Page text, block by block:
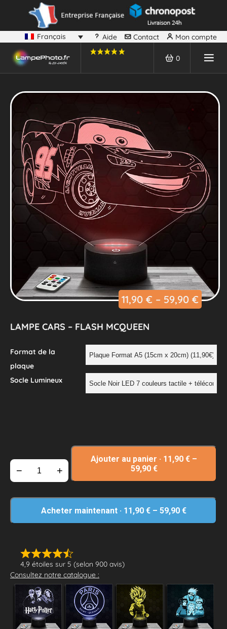
Français Aide Contact Mon compte
0
11,90 € – 59,90 €
LAMPE CARS – FLASH MCQUEEN
4,9 étoiles sur 5 (selon 900 avis)
Consultez notre catalogue :
Format de la
plaque
Socle Lumineux
− +
Ajouter au panier · 11,90 € –
59,90 €
Acheter maintenant · 11,90 €– 59,90 €